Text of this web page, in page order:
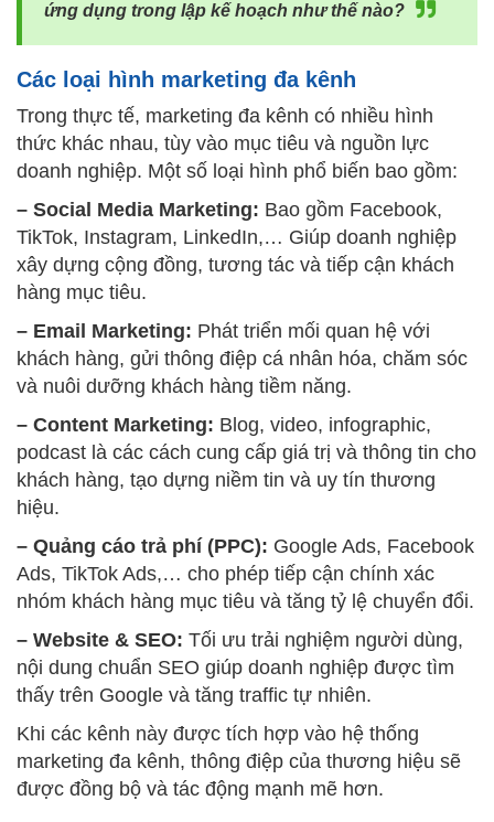
ứng dụng trong lập kế hoạch như thế nào?
Các loại hình marketing đa kênh
Trong thực tế, marketing đa kênh có nhiều hình
thức khác nhau, tùy vào mục tiêu và nguồn lực
doanh nghiệp. Một số loại hình phổ biến bao gồm:
– Social Media Marketing: Bao gồm Facebook,
TikTok, Instagram, LinkedIn,… Giúp doanh nghiệp
xây dựng cộng đồng, tương tác và tiếp cận khách
hàng mục tiêu.
– Email Marketing: Phát triển mối quan hệ với
khách hàng, gửi thông điệp cá nhân hóa, chăm sóc
và nuôi dưỡng khách hàng tiềm năng.
– Content Marketing: Blog, video, infographic,
podcast là các cách cung cấp giá trị và thông tin cho
khách hàng, tạo dựng niềm tin và uy tín thương
hiệu.
– Quảng cáo trả phí (PPC): Google Ads, Facebook
Ads, TikTok Ads,… cho phép tiếp cận chính xác
nhóm khách hàng mục tiêu và tăng tỷ lệ chuyển đổi.
– Website & SEO: Tối ưu trải nghiệm người dùng,
nội dung chuẩn SEO giúp doanh nghiệp được tìm
thấy trên Google và tăng traffic tự nhiên.
Khi các kênh này được tích hợp vào hệ thống
marketing đa kênh, thông điệp của thương hiệu sẽ
được đồng bộ và tác động mạnh mẽ hơn.